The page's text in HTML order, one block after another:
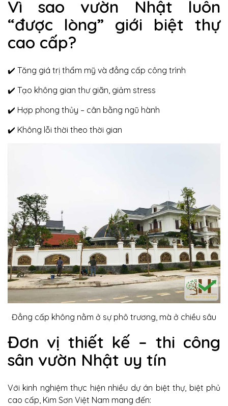
Vì sao vườn Nhật luôn
“được lòng” giới biệt thự
cao cấp?
✔️ Tăng giá trị thẩm mỹ và đẳng cấp công trình
✔️ Tạo không gian thư giãn, giảm stress
✔️ Hợp phong thủy – cân bằng ngũ hành
✔️ Không lỗi thời theo thời gian
Đẳng cấp không nằm ở sự phô trương, mà ở chiều sâu
Đơn vị thiết kế – thi công
sân vườn Nhật uy tín
Với kinh nghiệm thực hiện nhiều dự án biệt thự, biệt phủ
cao cấp, Kim Sơn Việt Nam mang đến: